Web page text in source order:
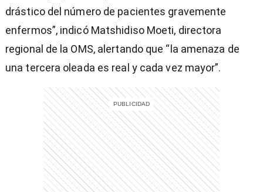
drástico del número de pacientes gravemente
enfermos”, indicó Matshidiso Moeti, directora
regional de la OMS, alertando que “la amenaza de
una tercera oleada es real y cada vez mayor”.